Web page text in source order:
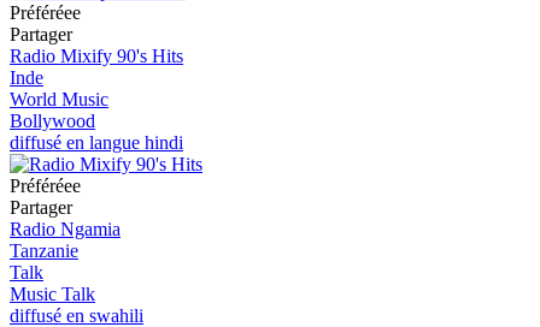
Préféréeе
Partager
Radio Mixify 90's Hits
Inde
World Music
Bollywood
diffusé en langue hindi
Préféréeе
Partager
Radio Ngamia
Tanzanie
Talk
Music Talk
diffusé en swahili